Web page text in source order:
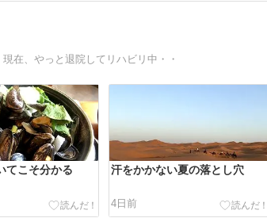
在、やっと退院してリハビリ中・・
てこそ分かる 汗をかかない夏の落とし穴
4日前